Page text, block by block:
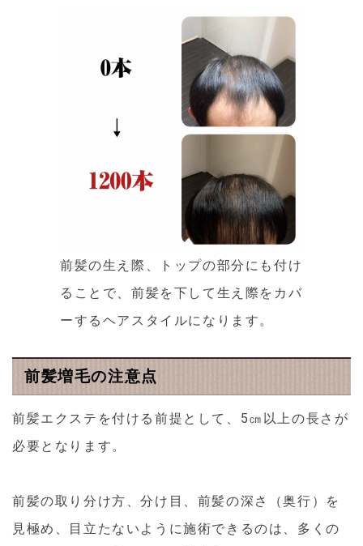
前髪の生え際、トップの部分にも付け
ることで、前髪を下して生え際をカバ
ーするヘアスタイルになります。
前髪増毛の注意点
前髪エクステを付ける前提として、5㎝以上の長さが
必要となります。
前髪の取り分け方、分け目、前髪の深さ（奥行）を
見極め、目立たないように施術できるのは、多くの